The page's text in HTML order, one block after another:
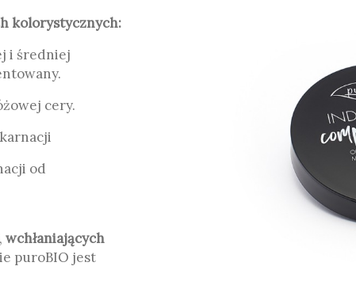
kolorystycznych:
i średniej
cery.
karnacji od
wchłaniających
puroBIO jest